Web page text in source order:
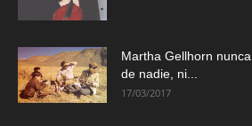
Martha Gellhorn
de nadie, ni...
17/03/2017